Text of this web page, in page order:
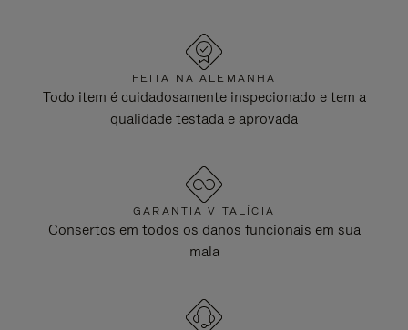
FEITA NA ALEMANHA
Todo item é cuidadosamente inspecionado e tem a
qualidade testada e aprovada
GARANTIA VITALÍCIA
Consertos em todos os danos funcionais em sua
mala